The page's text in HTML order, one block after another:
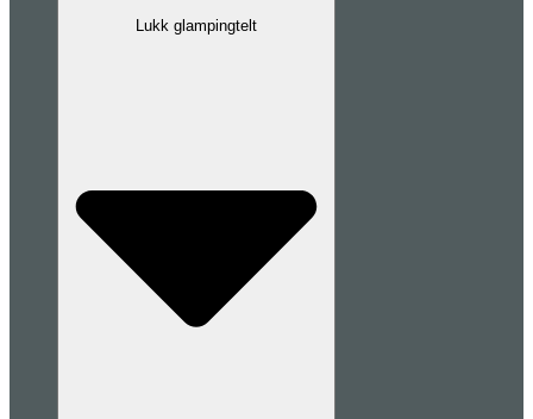
Lukk glampingtelt